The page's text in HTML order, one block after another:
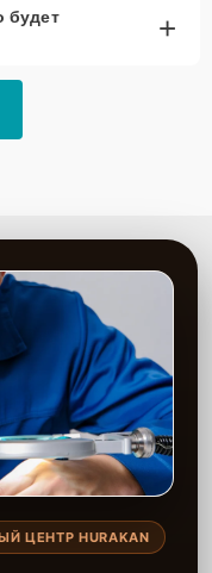
будет
+
ЦЕНТР HURAKAN